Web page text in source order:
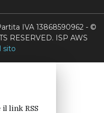
IVA 13868590962 - ©
RESERVED. ISP AWS
sito
il link RSS